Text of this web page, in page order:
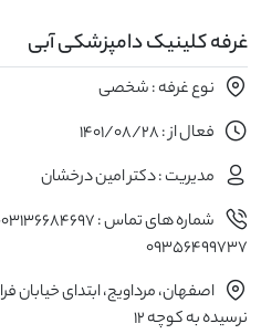
غرفه کلینیک دامپزشکی آبی
نوع غرفه : شخصی
فعال از : 1401/08/28
مدیریت : دکتر امین درخشان
09356499737
اصفهان، مرداویج، ابتدای خیابان
نرسیده به کوچه 12